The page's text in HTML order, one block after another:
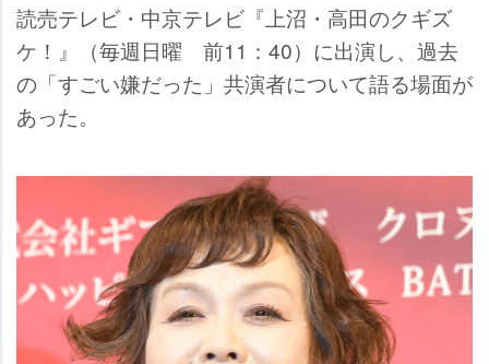
読売テレビ・中京テレビ『上沼・高田のクギズ
ケ！』（毎週日曜 前11：40）に出演し、過去
の「すごい嫌だった」共演者について語る場面が
あった。